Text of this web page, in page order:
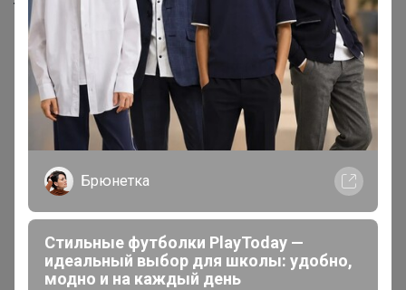
Туфли для девочки 23СМФ
черный лак
Полуботинки женские
Брюнетка
Стильные футболки PlayToday —
идеальный выбор для школы: удобно,
модно и на каждый день